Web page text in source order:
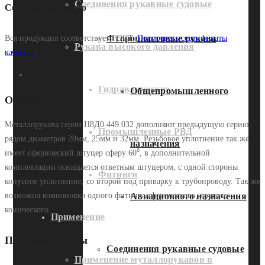
Соединения рукавные судовые
Рукава высокого давления
Гидравлические
Промышленные РВД
Фитинги
Применение
Применение муталлорукавов в
Фторопластовые рукава
Общепромышленного
назначения
Авиационного назначения
Соединения рукавные судовые
Сертифицировано
Вся продукция соответствует ГОСТ.Посмотреть сертификаты
качества.
Описание
Металлорукава серии Н8Д0.449.032 дополняют предыдущую серию
рядом диаметров 20мм, 25мм и 32мм. Резьбовое уплотнение так же
имеет сферический штуцер сферу 60⁰, в дополнительной
комплектации оснащается ответным штуцером, с одной стороны
конусное уплотнение, со второй под приварку к трубопроводу. Так же
возможна компоновка одного фитинга сферического, другого
конического.
Похожие товары